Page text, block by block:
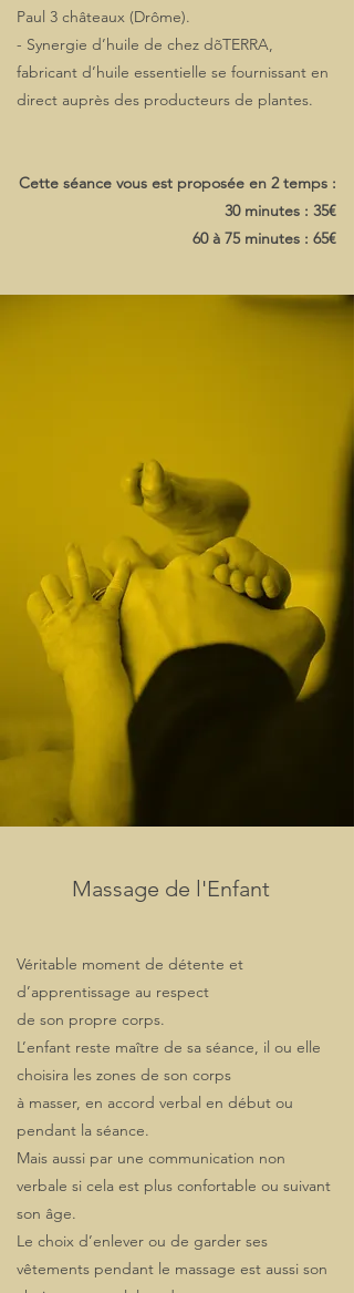
Paul 3 châteaux (Drôme).
- Synergie d’huile de chez dõTERRA,
fabricant d’huile essentielle se fournissant en
direct auprès des producteurs de plantes.
Cette séance vous est proposée en 2 temps :
30 minutes : 35€
60 à 75 minutes : 65€
Massage de l'Enfant
Véritable moment de détente et
d’apprentissage au respect
de son propre corps.
L’enfant reste maître de sa séance, il ou elle
choisira les zones de son corps
à masser, en accord verbal en début ou
pendant la séance.
Mais aussi par une communication non
verbale si cela est plus confortable ou suivant
son âge.
Le choix d’enlever ou de garder ses
vêtements pendant le massage est aussi son